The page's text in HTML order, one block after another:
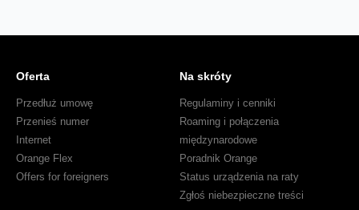
Oferta
Przedłuż umowę
Przenieś numer
Internet
Orange Flex
Offers for foreigners
Na skróty
Regulaminy i cenniki
Roaming i połączenia
międzynarodowe
Poradnik Orange
Status urządzenia na raty
Zgłoś niebezpieczne treści